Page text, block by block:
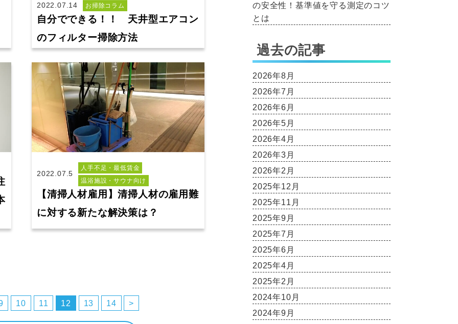
2022.07.14 お掃除コラム
自分でできる！！ 天井型エアコン
のフィルター掃除方法
2022.07.5
人手不足・最低賃金
温浴施設・サウナ向け
【清掃人材雇用】清掃人材の雇用難
に対する新たな解決策は？
10 11 12 13 14 >
の安全性！基準値を守る測定のコツ
とは
過去の記事
2026年8月
2026年7月
2026年6月
2026年5月
2026年4月
2026年3月
2026年2月
2025年12月
2025年11月
2025年9月
2025年7月
2025年6月
2025年4月
2025年2月
2024年10月
2024年9月